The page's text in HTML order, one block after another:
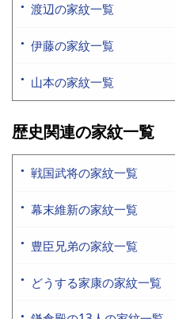
渡辺の家紋一覧
伊藤の家紋一覧
山本の家紋一覧
歴史関連の家紋一覧
戦国武将の家紋一覧
幕末維新の家紋一覧
豊臣兄弟の家紋一覧
どうする家康の家紋一覧